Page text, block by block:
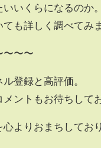
いくらになるのか。
も詳しく調べてみ
〜〜〜
登録と高評価。
ントもお待ちして
心よりおまちしてお